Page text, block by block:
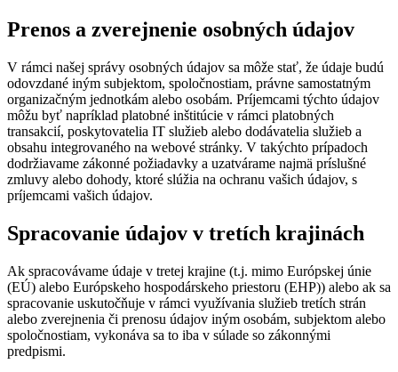
Prenos a zverejnenie osobných údajov
V rámci našej správy osobných údajov sa môže stať, že údaje budú
odovzdané iným subjektom, spoločnostiam, právne samostatným
organizačným jednotkám alebo osobám. Príjemcami týchto údajov
môžu byť napríklad platobné inštitúcie v rámci platobných
transakcií, poskytovatelia IT služieb alebo dodávatelia služieb a
obsahu integrovaného na webové stránky. V takýchto prípadoch
dodržiavame zákonné požiadavky a uzatvárame najmä príslušné
zmluvy alebo dohody, ktoré slúžia na ochranu vašich údajov, s
príjemcami vašich údajov.
Spracovanie údajov v tretích krajinách
Ak spracovávame údaje v tretej krajine (t.j. mimo Európskej únie
(EÚ) alebo Európskeho hospodárskeho priestoru (EHP)) alebo ak sa
spracovanie uskutočňuje v rámci využívania služieb tretích strán
alebo zverejnenia či prenosu údajov iným osobám, subjektom alebo
spoločnostiam, vykonáva sa to iba v súlade so zákonnými
predpismi.